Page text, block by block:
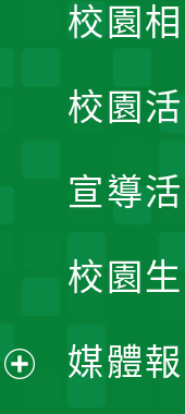
校園
校園
宣導
校園
媒體